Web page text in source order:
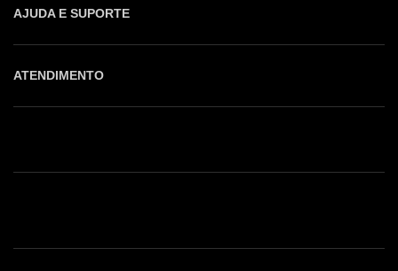
AJUDA E SUPORTE
ATENDIMENTO
Nossas Lojas